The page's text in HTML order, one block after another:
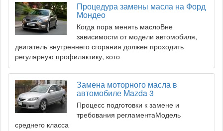
Процедура замены масла на Форд
Мондео
Когда пора менять маслоВне
зависимости от модели автомобиля,
двигатель внутреннего сгорания должен проходить
регулярную профилактику, кото
Замена моторного масла в
автомобиле Mazda 3
Процесс подготовки к замене и
требования регламентаМодель
среднего класса